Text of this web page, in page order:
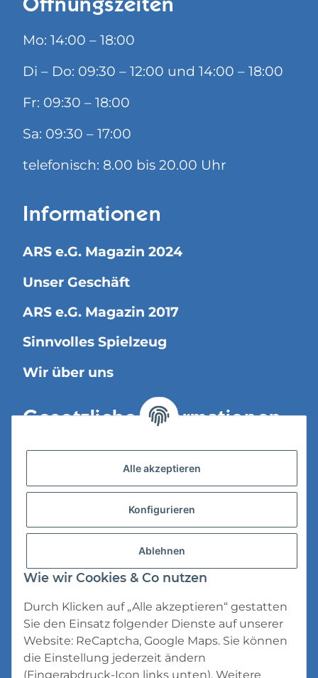
Öffnungszeiten
Mo: 14:00 – 18:00
Di – Do: 09:30 – 12:00 und 14:00 – 18:00
Fr: 09:30 – 18:00
Sa: 09:30 – 17:00
telefonisch: 8.00 bis 20.00 Uhr
Informationen
ARS e.G. Magazin 2024
Unser Geschäft
ARS e.G. Magazin 2017
Sinnvolles Spielzeug
Wir über uns
Gesetzliche Informationen
Versandinformationen
Datenschutz
Impressum
* Alle Preise inkl. gesetzlicher USt., zzgl.
Alle akzeptieren
Konfigurieren
Ablehnen
Wie wir Cookies & Co nutzen
Durch Klicken auf „Alle akzeptieren“ gestatten
Sie den Einsatz folgender Dienste auf unserer
Website: ReCaptcha, Google Maps. Sie können
die Einstellung jederzeit ändern
(Fingerabdruck-Icon links unten). Weitere